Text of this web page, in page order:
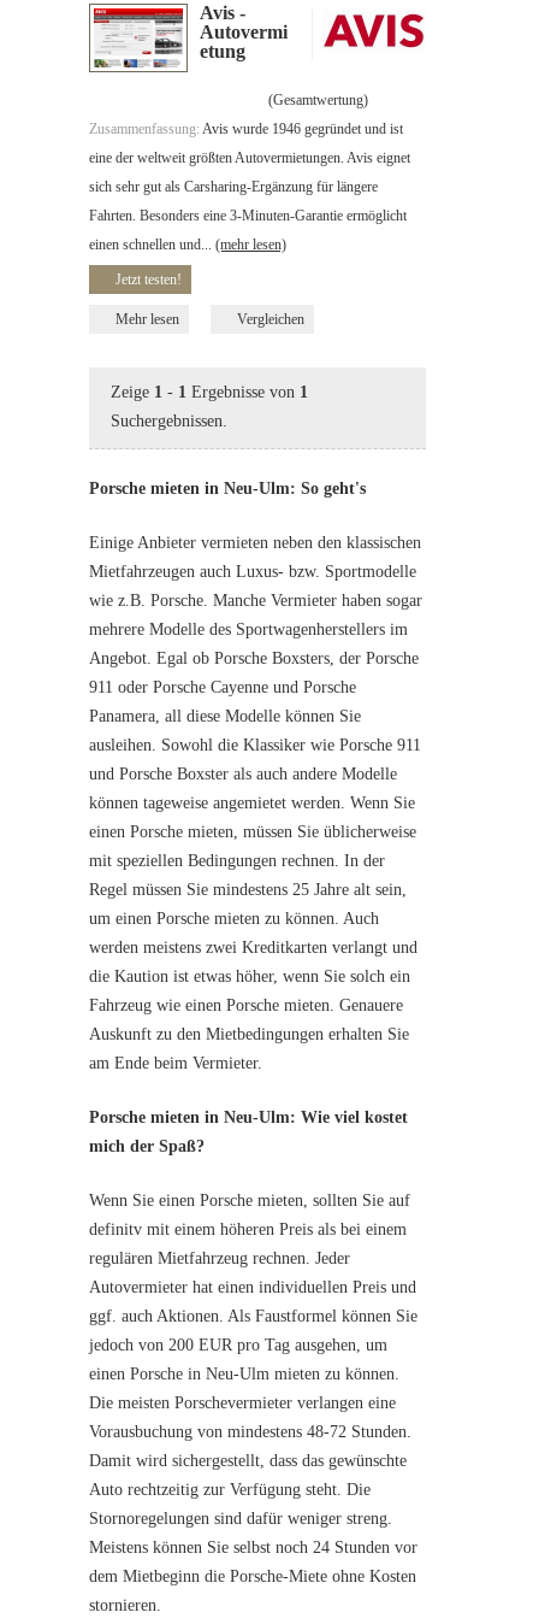
Avis -
Autovermi
etung
(Gesamtwertung)
Zusammenfassung: Avis wurde 1946 gegründet und ist
eine der weltweit größten Autovermietungen. Avis eignet
sich sehr gut als Carsharing-Ergänzung für längere
Fahrten. Besonders eine 3-Minuten-Garantie ermöglicht
einen schnellen und... (mehr lesen)
Jetzt testen!
Mehr lesen Vergleichen
Zeige 1 - 1 Ergebnisse von 1
Suchergebnissen.
Porsche mieten in Neu-Ulm: So geht's
Einige Anbieter vermieten neben den klassischen
Mietfahrzeugen auch Luxus- bzw. Sportmodelle
wie z.B. Porsche. Manche Vermieter haben sogar
mehrere Modelle des Sportwagenherstellers im
Angebot. Egal ob Porsche Boxsters, der Porsche
911 oder Porsche Cayenne und Porsche
Panamera, all diese Modelle können Sie
ausleihen. Sowohl die Klassiker wie Porsche 911
und Porsche Boxster als auch andere Modelle
können tageweise angemietet werden. Wenn Sie
einen Porsche mieten, müssen Sie üblicherweise
mit speziellen Bedingungen rechnen. In der
Regel müssen Sie mindestens 25 Jahre alt sein,
um einen Porsche mieten zu können. Auch
werden meistens zwei Kreditkarten verlangt und
die Kaution ist etwas höher, wenn Sie solch ein
Fahrzeug wie einen Porsche mieten. Genauere
Auskunft zu den Mietbedingungen erhalten Sie
am Ende beim Vermieter.
Porsche mieten in Neu-Ulm: Wie viel kostet
mich der Spaß?
Wenn Sie einen Porsche mieten, sollten Sie auf
definitv mit einem höheren Preis als bei einem
regulären Mietfahrzeug rechnen. Jeder
Autovermieter hat einen individuellen Preis und
ggf. auch Aktionen. Als Faustformel können Sie
jedoch von 200 EUR pro Tag ausgehen, um
einen Porsche in Neu-Ulm mieten zu können.
Die meisten Porschevermieter verlangen eine
Vorausbuchung von mindestens 48-72 Stunden.
Damit wird sichergestellt, dass das gewünschte
Auto rechtzeitig zur Verfügung steht. Die
Stornoregelungen sind dafür weniger streng.
Meistens können Sie selbst noch 24 Stunden vor
dem Mietbeginn die Porsche-Miete ohne Kosten
stornieren.